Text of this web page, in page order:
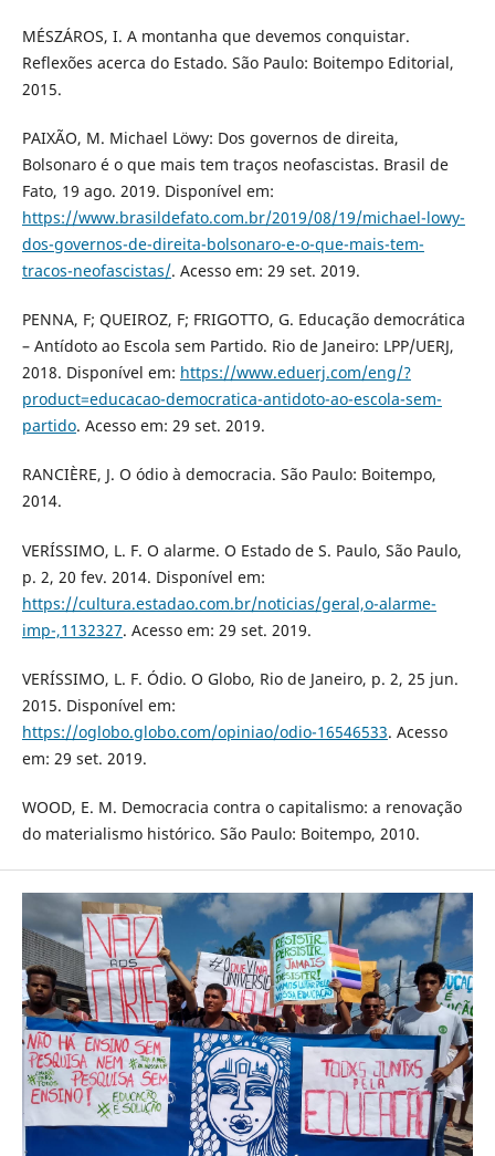
MÉSZÁROS, I. A montanha que devemos conquistar.
Reflexões acerca do Estado. São Paulo: Boitempo Editorial,
2015.
PAIXÃO, M. Michael Löwy: Dos governos de direita,
Bolsonaro é o que mais tem traços neofascistas. Brasil de
Fato, 19 ago. 2019. Disponível em:
https://www.brasildefato.com.br/2019/08/19/michael-lowy-
dos-governos-de-direita-bolsonaro-e-o-que-mais-tem-
tracos-neofascistas/. Acesso em: 29 set. 2019.
PENNA, F; QUEIROZ, F; FRIGOTTO, G. Educação democrática
– Antídoto ao Escola sem Partido. Rio de Janeiro: LPP/UERJ,
2018. Disponível em: https://www.eduerj.com/eng/?
product=educacao-democratica-antidoto-ao-escola-sem-
partido. Acesso em: 29 set. 2019.
RANCIÈRE, J. O ódio à democracia. São Paulo: Boitempo,
2014.
VERÍSSIMO, L. F. O alarme. O Estado de S. Paulo, São Paulo,
p. 2, 20 fev. 2014. Disponível em:
https://cultura.estadao.com.br/noticias/geral,o-alarme-
imp-,1132327. Acesso em: 29 set. 2019.
VERÍSSIMO, L. F. Ódio. O Globo, Rio de Janeiro, p. 2, 25 jun.
2015. Disponível em:
https://oglobo.globo.com/opiniao/odio-16546533. Acesso
em: 29 set. 2019.
WOOD, E. M. Democracia contra o capitalismo: a renovação
do materialismo histórico. São Paulo: Boitempo, 2010.